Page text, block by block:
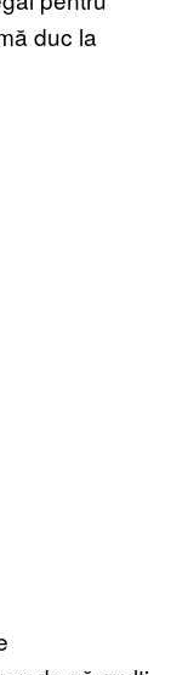
duc la